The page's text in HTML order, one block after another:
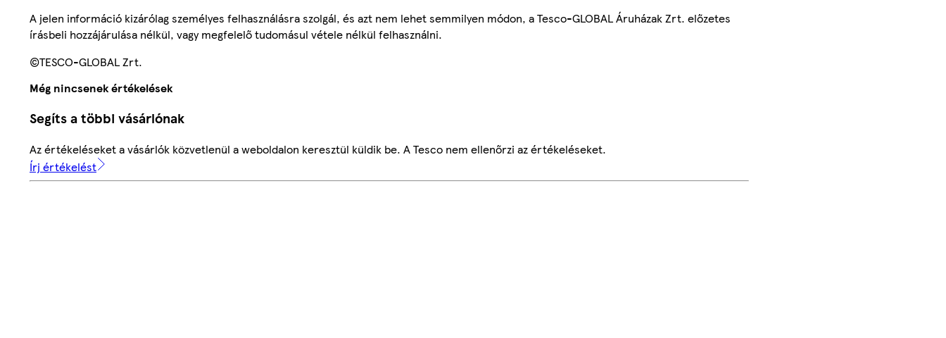
A jelen információ kizárólag személyes felhasználásra szolgál, és azt nem lehet semmilyen módon, a Tesco-GLOBAL Áruházak Zrt. előzetes
írásbeli hozzájárulása nélkül, vagy megfelelő tudomásul vétele nélkül felhasználni.
©TESCO-GLOBAL Zrt.
Még nincsenek értékelések
Segíts a többi vásárlónak
Az értékeléseket a vásárlók közvetlenül a weboldalon keresztül küldik be. A Tesco nem ellenőrzi az értékeléseket.
Írj értékelést